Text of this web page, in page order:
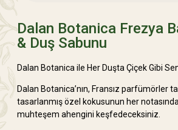
Dalan Botanica Frezya
& Duş Sabunu
Dalan Botanica ile Her Duşta Çiçek Gibi
Dalan Botanica’nın, Fransız parfümörler
tasarlanmış özel kokusunun her
muhteşem ahengini keşfedeceksiniz.